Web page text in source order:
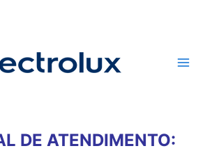
DE ATENDIMENTO: